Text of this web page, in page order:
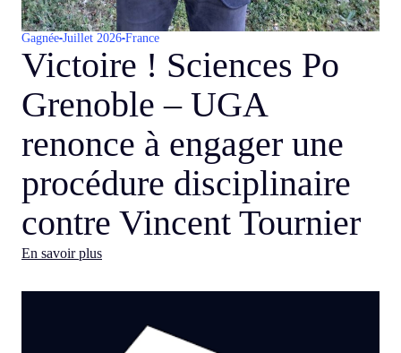
Gagnée Juillet 2026 France
Victoire ! Sciences Po
Grenoble – UGA
renonce à engager une
procédure disciplinaire
contre Vincent Tournier
En savoir plus